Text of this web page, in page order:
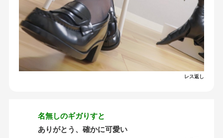
レス返し
名無しのギガりすと
ありがとう、確かに可愛い